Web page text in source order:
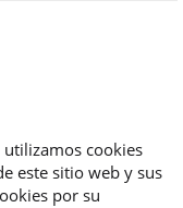
cookies
este sitio web y sus
por su